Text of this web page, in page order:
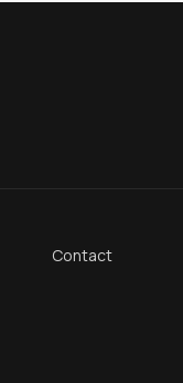
Contact